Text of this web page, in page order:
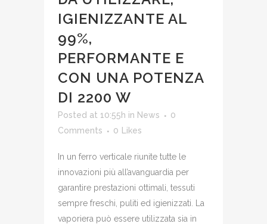
IGIENIZZANTE AL
99%,
PERFORMANTE E
CON UNA POTENZA
DI 2200 W
Posted at 10:55h in News
0
Comments
0 Likes
In un ferro verticale riunite tutte le
innovazioni più all’avanguardia per
garantire prestazioni ottimali, tessuti
sempre freschi, puliti ed igienizzati. La
vaporiera può essere utilizzata sia in